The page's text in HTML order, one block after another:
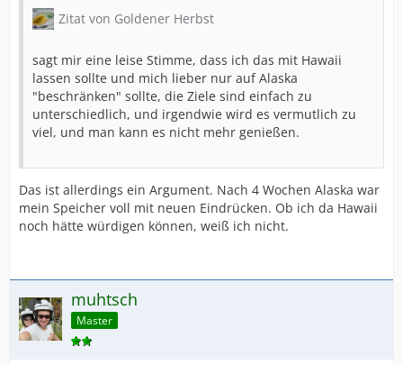
Zitat von Goldener Herbst
sagt mir eine leise Stimme, dass ich das mit Hawaii
lassen sollte und mich lieber nur auf Alaska
"beschränken" sollte, die Ziele sind einfach zu
unterschiedlich, und irgendwie wird es vermutlich zu
viel, und man kann es nicht mehr genießen.
Das ist allerdings ein Argument. Nach 4 Wochen Alaska war
mein Speicher voll mit neuen Eindrücken. Ob ich da Hawaii
noch hätte würdigen können, weiß ich nicht.
muhtsch
Master